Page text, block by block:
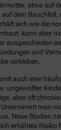
etwa auf
dem Bauchfell,
sich wie die
kann aber
ausgeschieden
und
verkleben.
auch eine
ungewollter
aber oft
man
Neue Studien
erhöhtes Risiko